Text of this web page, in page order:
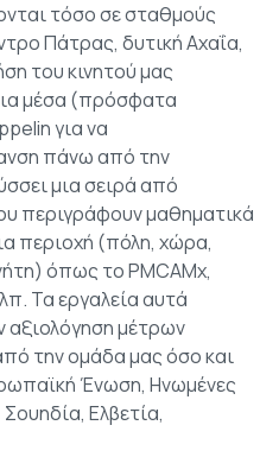
τόσο σε σταθμούς
Πάτρας, δυτική Αχαΐα,
του κινητού μας
μέσα (πρόσφατα
για να
πάνω από την
μια σειρά από
περιγράφουν μαθηματικά
περιοχή (πόλη, χώρα,
όπως το PMCAMx,
Τα εργαλεία αυτά
αξιολόγηση μέτρων
την ομάδα μας όσο και
Ένωση, Ηνωμένες
Σουηδία, Ελβετία,